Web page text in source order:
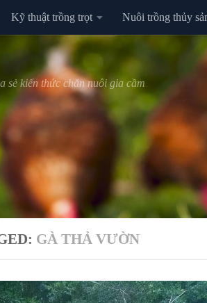
Kỹ thuật trồng trọt Nuôi trồng thủy
sẻ kiến thức chăn nuôi gia cầm
GÀ THẢ VƯỜN